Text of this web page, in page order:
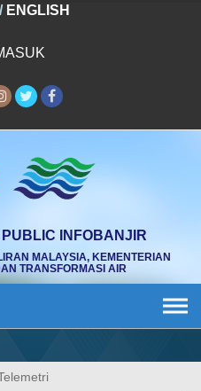
/ ENGLISH
INFOBANJIR
MALAYSIA, KEMENTERIAN
TRANSFORMASI AIR